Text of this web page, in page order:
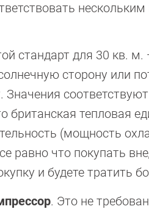
стандарт для 30 кв.
сторону или
Значения
британская тепловая
(мощность
равно что покупать
и будете тратить
. Это не